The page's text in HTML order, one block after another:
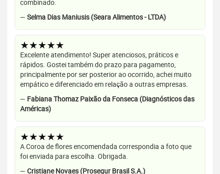
combinado.
— Selma Dias Maniusis (Seara Alimentos - LTDA)
★★★★★
Excelente atendimento! Super atenciosos, práticos e
rápidos. Gostei também do prazo para pagamento,
principalmente por ser posterior ao ocorrido, achei muito
empático e diferenciado em relação a outras empresas.
— Fabiana Thomaz Paixão da Fonseca (Diagnósticos das
Américas)
★★★★★
A Coroa de flores encomendada correspondia a foto que
foi enviada para escolha. Obrigada.
— Cristiane Novaes (Prosegur Brasil S.A.)